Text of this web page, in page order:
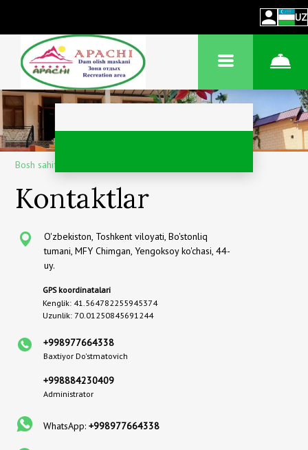
UZ
Bosh sahifa
Kontaktlar
O'zbekiston, Toshkent viloyati, Bo'stonliq
tumani, MFY Chimgan, Yengoksoy ko'chasi, 44-
uy.
GPS koordinatalari
Kenglik: 41.564782255945374
Uzunlik: 70.01250845691244
+998977664338
Baxtiyor Do'stmatovich
+998884230409
Administrator
WhatsApp:+998977664338